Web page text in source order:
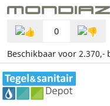
0
Beschikbaar voor 2.370,-